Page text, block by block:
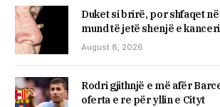
Duket si brirë, por shfaqet
mund të jetë shenjë e
August 8, 2026
Rodri gjithnjë e më afër
oferta e re për yllin e Cityt